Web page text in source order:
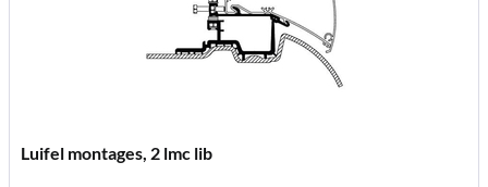
Luifel montages, 2 lmc lib